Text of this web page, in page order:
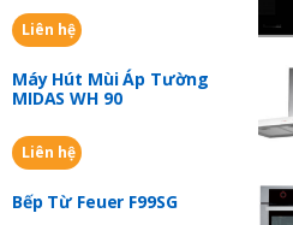
Liên hệ
Máy Hút Mùi Áp Tường
MIDAS WH 90
Liên hệ
Bếp Từ Feuer F99SG